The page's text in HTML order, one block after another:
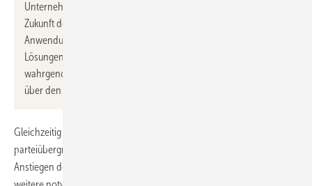
Unternehmen darauf vertrauen, dass der CO
Zukunft deutlich ansteigen wird, werden klimafreundliche
Anwendungen wie Wärmepumpen als attraktive Alternative zu
Lösungen, die mit fossilen Energieträgern betrieben werden,
wahrgenommen. Es ist unerlässlich, frühzeitig und transparent
über den Anstieg des CO
Gleichzeitig sollten die politischen Verantwortlichen
parteiübergreifend signalisieren, dass sie künftig auch bei starken
Anstiegen des CO